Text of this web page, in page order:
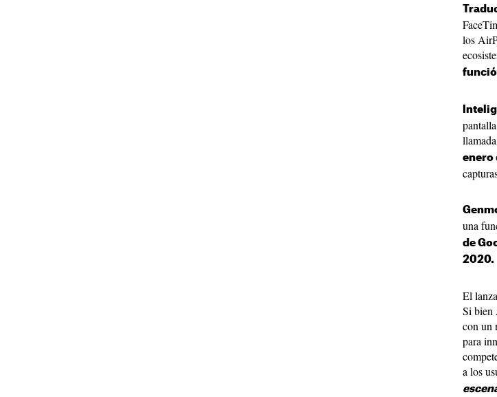
los
llamada
enero
una
de
2020.
El
Si bien
con un
para
a los